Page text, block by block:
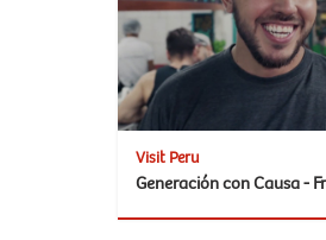
Visit Peru
Generación con Causa -